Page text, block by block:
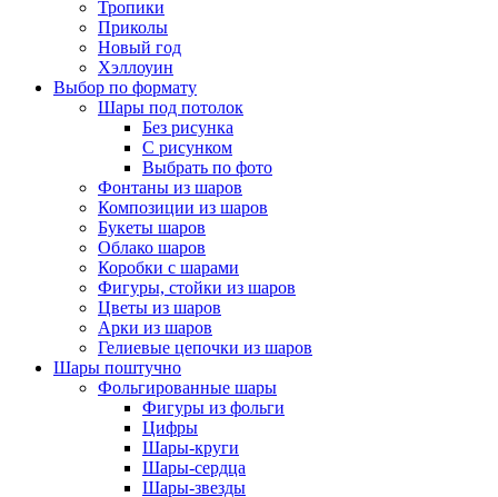
Тропики
Приколы
Новый год
Хэллоуин
Выбор по формату
Шары под потолок
Без рисунка
С рисунком
Выбрать по фото
Фонтаны из шаров
Композиции из шаров
Букеты шаров
Облако шаров
Коробки с шарами
Фигуры, стойки из шаров
Цветы из шаров
Арки из шаров
Гелиевые цепочки из шаров
Шары поштучно
Фольгированные шары
Фигуры из фольги
Цифры
Шары-круги
Шары-сердца
Шары-звезды